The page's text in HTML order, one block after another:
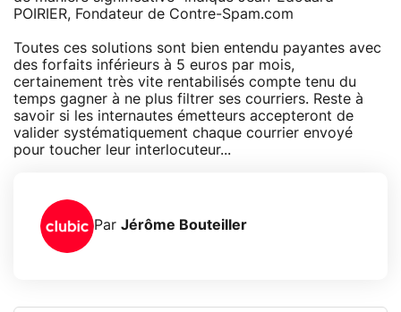
POIRIER, Fondateur de Contre-Spam.com
Toutes ces solutions sont bien entendu payantes avec
des forfaits inférieurs à 5 euros par mois,
certainement très vite rentabilisés compte tenu du
temps gagner à ne plus filtrer ses courriers. Reste à
savoir si les internautes émetteurs accepteront de
valider systématiquement chaque courrier envoyé
pour toucher leur interlocuteur...
Par Jérôme Bouteiller